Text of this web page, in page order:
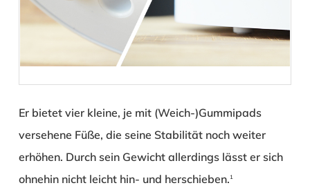
Er bietet vier kleine, je mit (Weich-)Gummipads
versehene Füße, die seine Stabilität noch weiter
erhöhen. Durch sein Gewicht allerdings lässt er sich
ohnehin nicht leicht hin- und herschieben. 1